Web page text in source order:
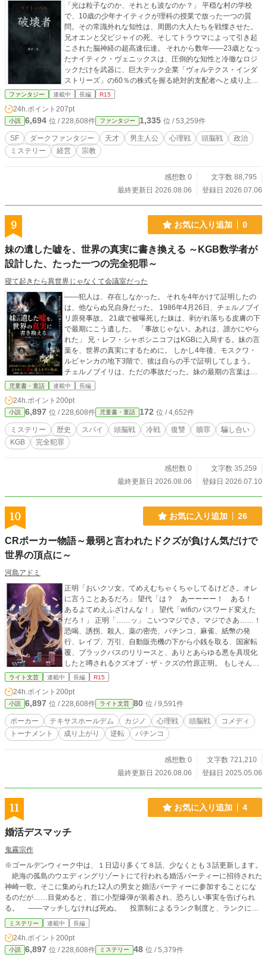
​「光は粒子なのか、それとも波なのか？」 平穏な村の学校
で、10歳の少年ナイティクが理科の授業で放った一つの質
問。その常識外れな知性は、周囲の大人たちを戦慄させた。 ​
兄オエンと父ビジャイの死、そしてトラウマによって引き起
こされた脳神経の超高速伝達。 それから数年——23歳となっ
たナイティク・ヴェニックスは、圧倒的な知性と冷徹なロジ
ックだけを武器に、巨大テック企業「ヴォルテクス・インダ
ストリーズ」の60％の株式を握る絶対的支配者へと成り上が
っていた。 ​だが、この世界「イドニ」は平和ではない。 国家
組織「ゲルスリャフェレイス」。彼らこそがナイティクの父
を暗殺し、彼の財産と自由を脅かす最大の敵だった。 ​普通な
ら、涙を流して「家族の復讐」を誓うだろう。だが、感情を
捨てた超天才は鼻であざ笑う。 ​「父や兄の仇？ そんな無意味
な感情論はどうでもいい。俺の目的はただ一つ——絶対的な
最高峰の人工知能（ＡＩ）アシスタント「ゲルニプク」を従
え、フェムト秒パルスレーザー兵器などの超ハイテク装備を
の銃撃戦まで——！ ​感情を持たない冷徹な天才青年による、
前代未聞の“税金回収”ダーク・コーポレート・スリラー、ここ
ファンタジー 連載中 長編 R15
24h.ポイント 207pt
小説 6,694 位 / 228,608件 ファンタジー 1,335 位 / 53,259件
SF ​ダークファンタジー ​天才 ​男主人公 心理戦 頭脳戦
政治
ミステリー
経営 宗教
感想数 0
文字数 88,795
最終更新日 2026.08.06
登録日 2026.07.06
9 お気に入り追加 0
妹の遺した嘘を、世界の真実に書き換える ～KGB数学者が
設計した、たった一つの完全犯罪～
寝て起きたら異世界じゃなくて会議室だった
――犯人は、存在しなかった。 それを4年かけて証明したの
は、他ならぬ兄自身だった。 1986年4月26日、チェルノブイ
リ原発事故。 21歳で被曝死した妹は、剥がれ落ちる皮膚の下
で最期にこう遺した。 「事故じゃない。あれは、誰かにやら
れた」 兄・レフ・シャポシニコフはKGBに入局する。妹の言
葉を、世界の真実にするために。 しかし4年後、モスクワ・
ルビャンカの地下3階で、彼は自らの手で証明してしまう。
チェルノブイリは、ただの事故だった。妹の最期の言葉は、
被曝と恐怖が作った幻だった。 真実は、妹を救わなかった。
ないなら、証拠に見えるものを配置すればいい」 英語刻印の
金属プレート。実在しない作戦名「Scorched Earth」。クウ
ェート経由の資金移動。すべては、CIAが実行していない陰謀
を"実行したように見せる"ための、精緻な設計だった。 そし
て1990年10月、ワシントン。 アメリカもまた、湾岸戦争開
フが利用したのは、その15歳の少女――大国に嘘をつかされ
ようとしていた、もう一人の犠牲者。 冷戦を終わらせるため
リーの決定版――「真実を捨てた男が、白い花の下で人間に
児童書・童話 連載中 長編
24h.ポイント 200pt
小説 6,897 位 / 228,608件 児童書・童話 172 位 / 4,652件
ミステリー 歴史 スパイ 頭脳戦 冷戦 復讐 贖罪
騙し合い
KGB
完全犯罪
感想数 0
文字数 35,259
最終更新日 2026.08.06
登録日 2026.07.10
10 お気に入り追加 26
CRポーカー物語～最弱と言われたドクズが負けん気だけで
世界の頂点に～
河島アドミ
正明「おいクソ女。てめえむちゃくちゃしてるけどさ。オレ
に言うことあるだろ」 望代「は？ あーーーー！ ある！
あるよてめえふざけんな！」 望代「wifiのパスワード変えた
だろ！」 正明「……ッ」 こいつマジでさ。マジでさあ……！
恐喝、誘拐、殺人、薬の密売、パチンコ、麻雀、紙幣の発
行、レイプ、万引、自動販売機の下から小銭を取る、国家転
覆、ブラックバスのリリースと、ありとあらゆる悪を具現化
したと噂されるクズオブ・ザ・クズの竹原正明。 もしそんな
ドクズが『相手が嫌がる事が強さになるゲーム』に出会った
ある日、包帯を巻いた長身細身の死神女と出会う。 それは同
時に『テキサス・ホールデム・ポーカー』との出会いだっ
た。 目指すは一攫千金！ 具体的には、貴族や実力者が集う世
界大会『WSOP』のトーナメント制覇！ キニー・ブラウンが
目論む政治と金。 大阪万博跡地に目論むIRならぬCR（カジ
良く思わない「確率の覇者」 暇つぶしに賞金目当てに舞い降
りた世界最強「番狂わせのユーリ」 それら不届き者を退かせ
明は負けっぱなしでざまぁが出来るのか！？ レイズ、リレイ
ズ、オールイン！ ――いざShowdown！（ショウダウン）
ライト文芸 連載中 長編 R15
24h.ポイント 200pt
小説 6,897 位 / 228,608件 ライト文芸 80 位 / 9,591件
ポーカー テキサスホールデム カジノ 心理戦 頭脳戦
コメディ
トーナメント
成り上がり 逆転 パチンコ
感想数 0
文字数 721,210
最終更新日 2026.08.06
登録日 2025.05.06
11 お気に入り追加 4
婚活デスマッチ
鬼霧宗作
※ゴールデンウィーク中は、１日辺り多くて８話、少なくとも３話更新します。
絶海の孤島のウエディングリゾートにて行われる婚活パーティーに招待された
神崎一歌。そこに集められた12人の男女と婚活パーティーに参加することにな
るのだが……目覚めると、首に小型爆弾が装着され、恐ろしい事実を告げられ
る。 ――マッチしなければ死ぬ。 投票制によるランク制度と、ランクによ
り支払われる賞金が変動するマッチングシステム。今宵、マッチングするのは素
敵な異性か、それとも死か。 人は真実の愛を選ぶのか、それともやはり金が
全てなのか。様々な欲望が渦巻くなか、神崎一歌が手にするのは真実の愛か、そ
れとも金か、はたまた死か。 裏切り、陰謀、策略。男女の思惑を彩る、恋愛
ミステリー 連載中 長編
24h.ポイント 200pt
小説 6,897 位 / 228,608件 ミステリー 48 位 / 5,379件